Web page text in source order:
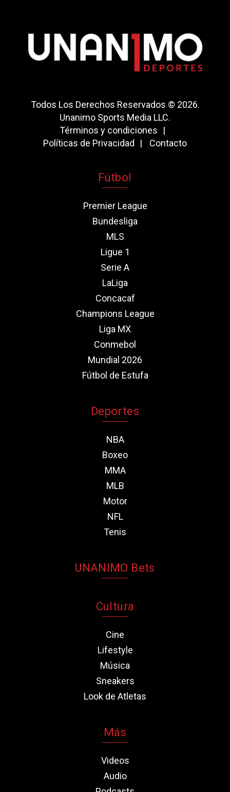
Todos Los Derechos Reservados © 2026.
Unanimo Sports Media LLC.
Términos y condiciones
Políticas de Privacidad
Contacto
Fútbol
Premier League
Bundesliga
MLS
Ligue 1
Serie A
LaLiga
Concacaf
Champions League
Liga MX
Conmebol
Mundial 2026
Fútbol de Estufa
Deportes
NBA
Boxeo
MMA
MLB
Motor
NFL
Tenis
UNANIMO Bets
Cultura
Cine
Lifestyle
Música
Sneakers
Look de Atletas
Más
Videos
Audio